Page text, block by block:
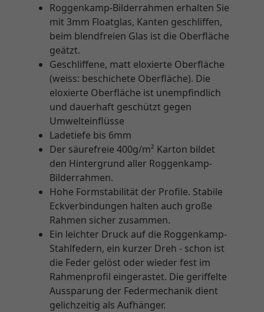
Roggenkamp-Bilderrahmen erhalten Sie
mit 3mm Floatglas, Kanten geschliffen,
beim blendfreien Glas ist die Oberfläche
geätzt.
Geschliffene, matt eloxierte Oberfläche
(weiss: beschichete Oberfläche). Die
eloxierte Oberfläche ist unempfindlich
und dauerhaft geschützt gegen
Umwelteinflüsse
Ladetiefe bis 6mm
Der säurefreie 400g/m² Karton bildet
den Hintergrund aller Roggenkamp-
Bilderrahmen.
Hohe Formstabilität der Profile. Stabile
Eckverbindungen halten auch große
Rahmen sicher zusammen.
Ein leichter Druck auf die Roggenkamp-
Stahlfedern, ein kurzer Dreh - schon ist
die Feder gelöst oder wieder fest im
Rahmenprofil eingerastet. Die geriffelte
Aussparung der Federmechanik dient
gelichzeitig als Aufhänger.